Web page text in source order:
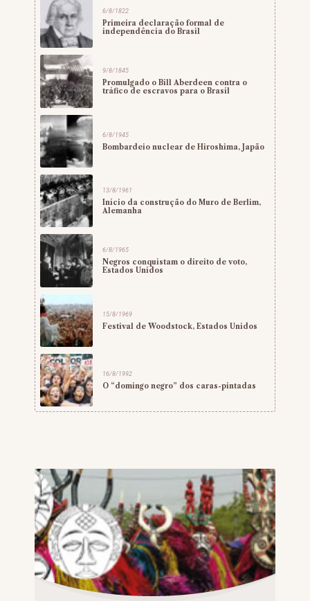
6/8/1822
Primeira declaração formal de
independência do Brasil
9/8/1845
Promulgado o Bill Aberdeen contra o
tráfico de escravos para o Brasil
6/8/1945
Bombardeio nuclear de Hiroshima, Japão
13/8/1961
Início da construção do Muro de Berlim,
Alemanha
6/8/1965
Negros conquistam o direito de voto,
Estados Unidos
15/8/1969
Festival de Woodstock, Estados Unidos
16/8/1992
O “domingo negro” dos caras-pintadas